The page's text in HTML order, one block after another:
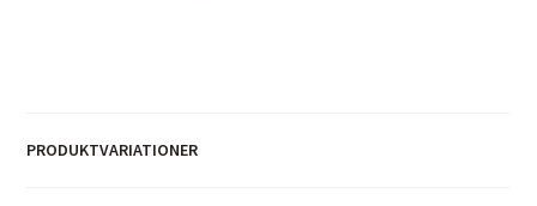
PRODUKTVARIATIONER